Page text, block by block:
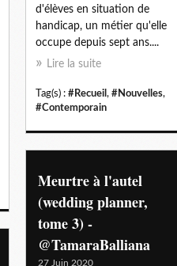
d'élèves en situation de
handicap, un métier qu'elle
occupe depuis sept ans....
Lire la suite
Tag(s) : #Recueil , #Nouvelles,
#Contemporain
Meurtre à l'autel
(wedding planner,
tome 3) -
@TamaraBalliana
27 Juin 2020